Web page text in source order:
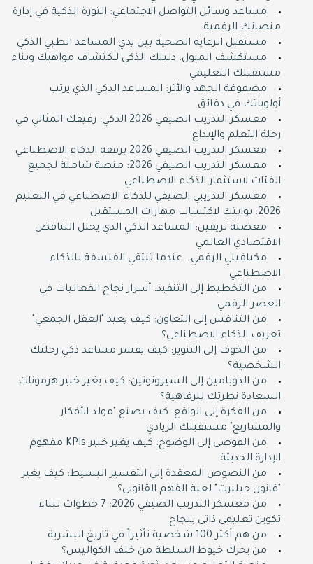
مساعد وسائل التواصل الاجتماعي: الثورة الذكية في إدارة
منصاتك الرقمية
مستقبل الرعاية الصحية بين يدي المساعد الطبي الذكي
مستكشف الميول: دليلك الذكي لاكتشاف مواهبك وبناء
مستقبلك التعليمي
مصفوفة الجهد والأثر: المساعد الذكي الذي يرتب
أولوياتك في دقائق
معسكر التدريب الصيفي 2026 الذكي: رفيقك المثالي في
رحلة التعلم والإبداع
معسكر التدريب الصيفي 2026 برفقة الذكاء الاصطناعي
معسكر التدريب الصيفي 2026: منصة شاملة لجميع
الفئات لاستثمار الذكاء الاصطناعي
معسكر التدريبي الصيفي للذكاء الاصطناعي في التعليم
2026: بوابتك لاكتساب مهارات المستقبل
معضلة تريفين: المساعد الذكي الذي يحلل التناقض
الاقتصادي العالمي
مكيافيلي الرقمي.. عندما تلتقي الفلسفة بالذكاء
الاصطناعي
من التخطيط إلى التنفيذ: أسرار نجاح الفعاليات في
العصر الرقمي
من التنافس إلى التعاون: كيف يعيد "العقل الجمعي"
تعريف الذكاء الاصطناعي؟
من الخوف إلى التنوير: كيف يفسر مساعد ذكي رحلتك
الشخصية؟
من الدوبامين إلى السيروتونين: كيف يغير خبير هرمونات
السعادة نظرتك للرفاهية؟
من الفكرة إلى الواقع: كيف يصنع "مولد الأفكار
والمشاريع" مستقبلك الريادي
من الفوضى إلى الوضوح: كيف يغير خبير KPIs مفهوم
الإدارة الحديثة
من النصوص المعقدة إلى التفسير البسيط: كيف يغير
"قانون جيلبرت" لعبة الفهم القانوني؟
من معسكر التدريب الصيفي 2026: 7 خطوات لبناء
تكوين تعليمي ذاتي بنجاح
من هم أكثر 100 شخصية تأثيراً في تاريخ البشرية
من يحرك خيوط السلطة من خلف الكواليس؟